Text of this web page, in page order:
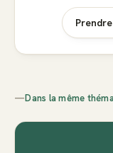
—Dans la même